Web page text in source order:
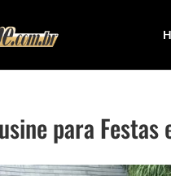
para Festas